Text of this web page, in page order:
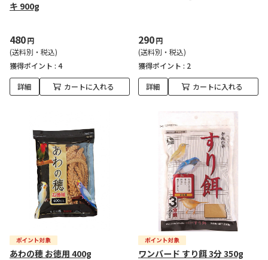
キ 900g
480円
(送料別・税込)
獲得ポイント : 4
詳細 カートに入れる
290円
(送料別・税込)
獲得ポイント : 2
詳細 カートに入れる
あわの穂 お徳用 400g ワンバード すり餌 3分 350g